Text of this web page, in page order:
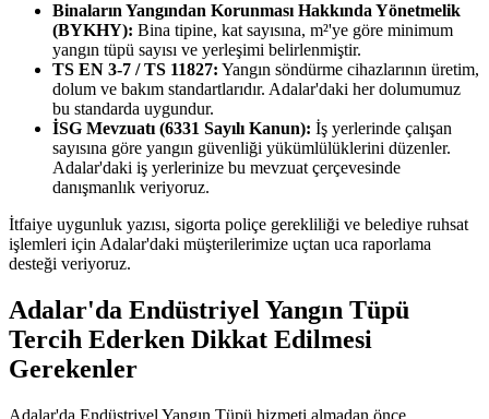
Binaların Yangından Korunması Hakkında Yönetmelik
(BYKHY): Bina tipine, kat sayısına, m²'ye göre minimum
yangın tüpü sayısı ve yerleşimi belirlenmiştir.
TS EN 3-7 / TS 11827: Yangın söndürme cihazlarının üretim,
dolum ve bakım standartlarıdır. Adalar'daki her dolumumuz
bu standarda uygundur.
İSG Mevzuatı (6331 Sayılı Kanun): İş yerlerinde çalışan
sayısına göre yangın güvenliği yükümlülüklerini düzenler.
Adalar'daki iş yerlerinize bu mevzuat çerçevesinde
danışmanlık veriyoruz.
İtfaiye uygunluk yazısı, sigorta poliçe gerekliliği ve belediye ruhsat
işlemleri için Adalar'daki müşterilerimize uçtan uca raporlama
desteği veriyoruz.
Adalar'da Endüstriyel Yangın Tüpü
Tercih Ederken Dikkat Edilmesi
Gerekenler
Adalar'da Endüstriyel Yangın Tüpü hizmeti almadan önce